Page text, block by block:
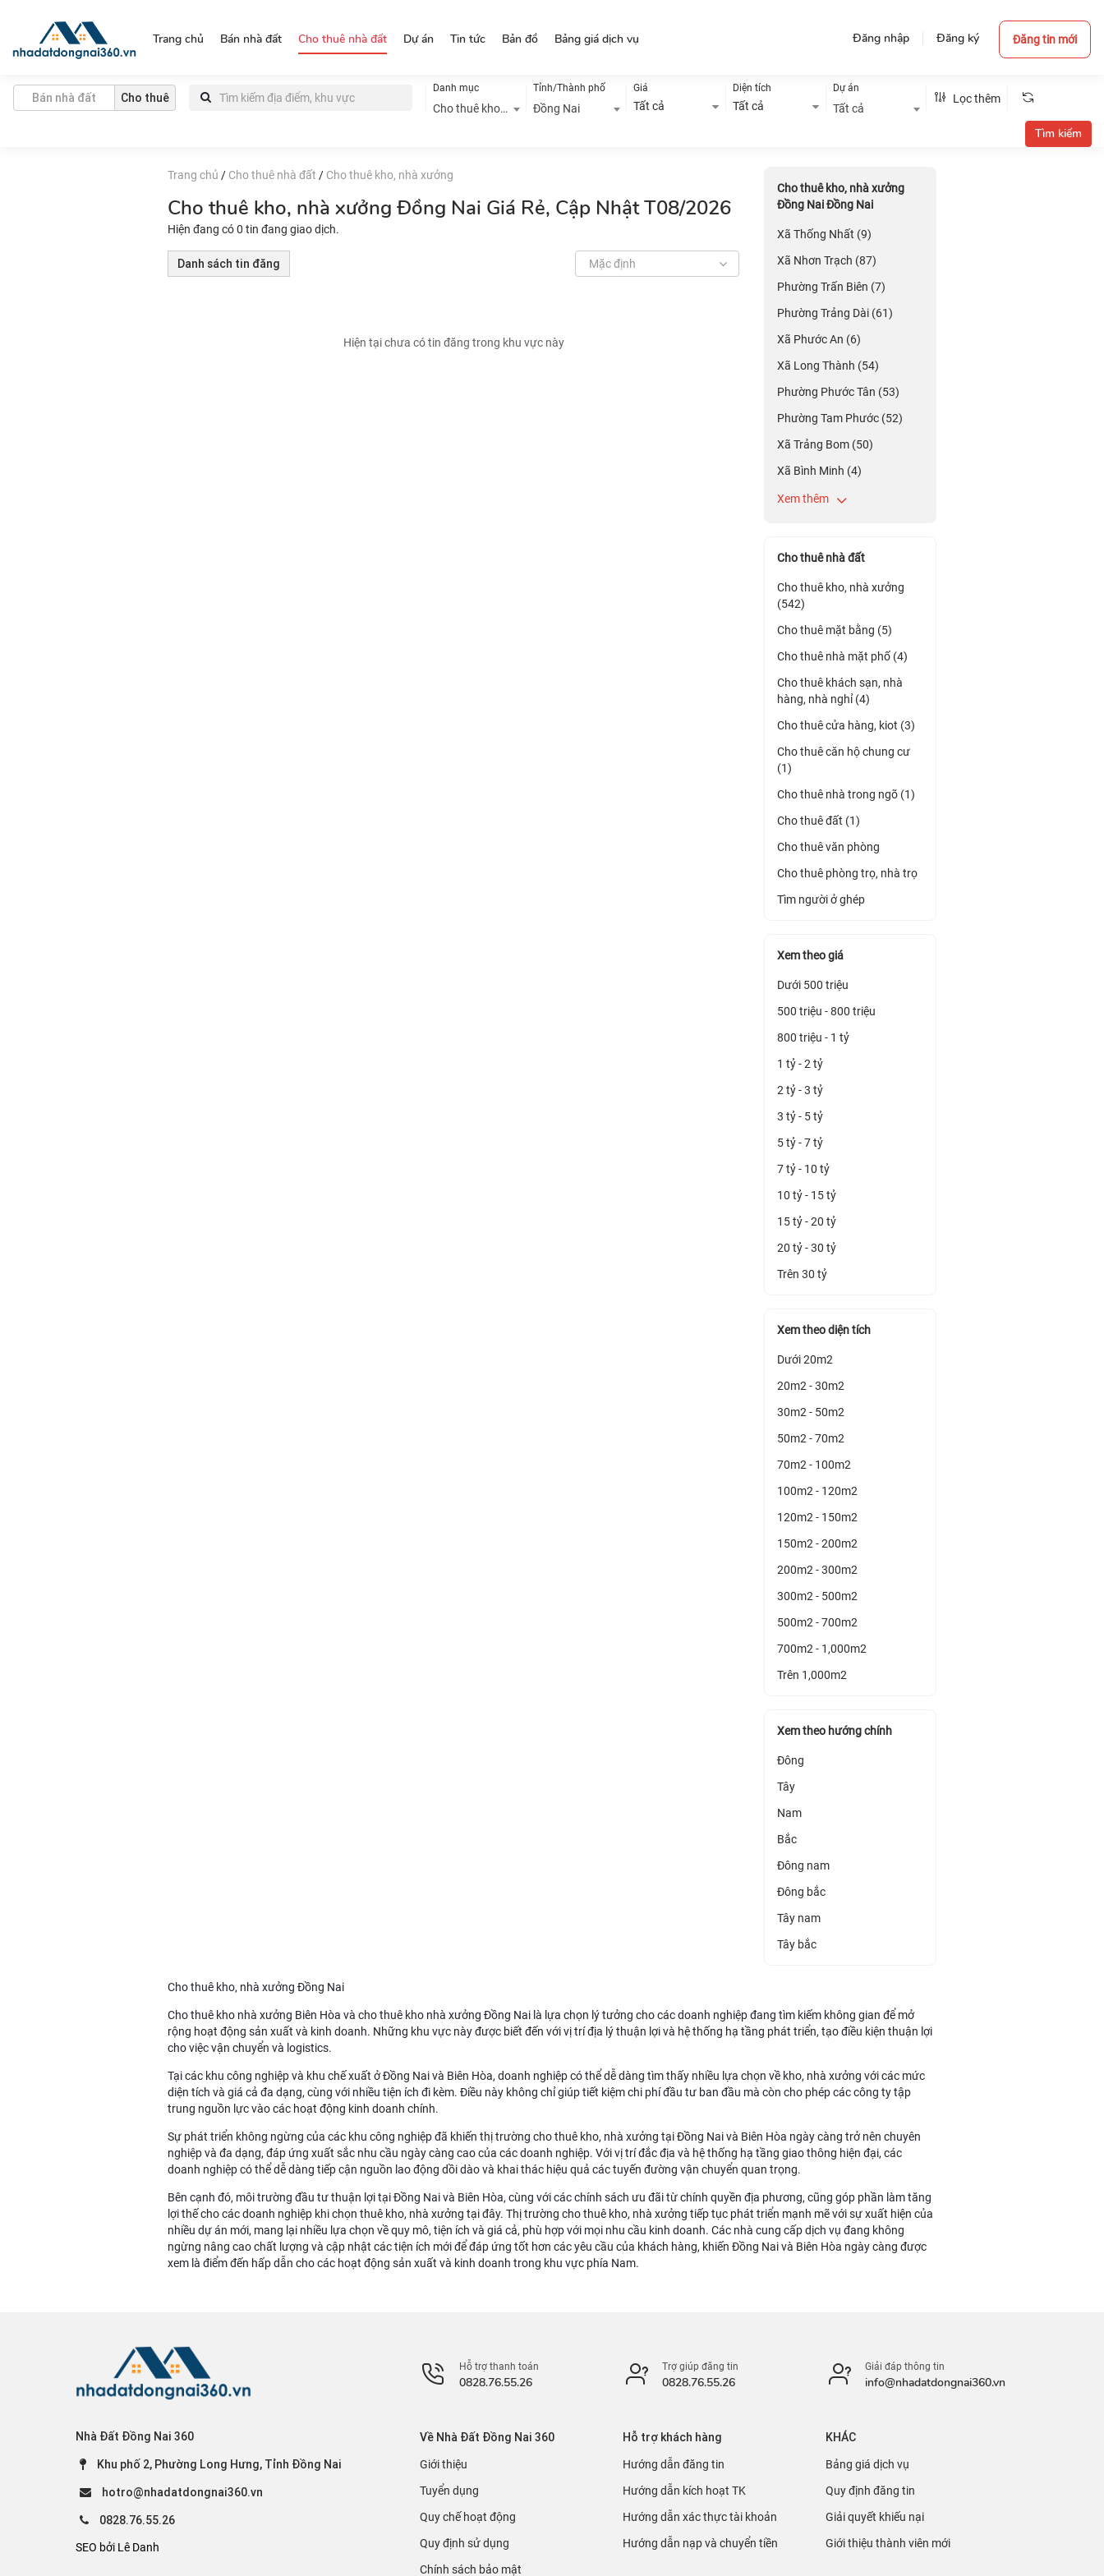
Đăng nhập Đăng ký Đăng tin mới
Trang chủ Bán nhà đất Cho thuê nhà đất Dự án Tin tức Bản đồ Bảng giá dịch vụ
Bán nhà đất Cho thuê
Danh mục
Cho thuê kho, nhà xưởng
Tỉnh/Thành phố
Đồng Nai
Giá
Tất cả
Diện tích
Tất cả
Dự án
Tất cả
Lọc thêm
Trang chủ / Cho thuê nhà đất / Cho thuê kho, nhà xưởng
Cho thuê kho, nhà xưởng Đồng Nai Giá Rẻ, Cập Nhật T08/2026
Hiện đang có 0 tin đang giao dịch.
Danh sách tin đăng Mặc định
Hiện tại chưa có tin đăng trong khu vực này
Cho thuê kho, nhà xưởng
Đồng Nai Đồng Nai
Xã Thống Nhất (9)
Xã Nhơn Trạch (87)
Phường Trấn Biên (7)
Phường Trảng Dài (61)
Xã Phước An (6)
Xã Long Thành (54)
Phường Phước Tân (53)
Phường Tam Phước (52)
Xã Trảng Bom (50)
Xã Bình Minh (4)
Xem thêm
Cho thuê nhà đất
Cho thuê kho, nhà xưởng
(542)
Cho thuê mặt bằng (5)
Cho thuê nhà mặt phố (4)
Cho thuê khách sạn, nhà
hàng, nhà nghỉ (4)
Cho thuê cửa hàng, kiot (3)
Cho thuê căn hộ chung cư
(1)
Cho thuê nhà trong ngõ (1)
Cho thuê đất (1)
Cho thuê văn phòng
Cho thuê phòng trọ, nhà trọ
Tìm người ở ghép
Xem theo giá
Dưới 500 triệu
500 triệu - 800 triệu
800 triệu - 1 tỷ
1 tỷ - 2 tỷ
2 tỷ - 3 tỷ
3 tỷ - 5 tỷ
5 tỷ - 7 tỷ
7 tỷ - 10 tỷ
10 tỷ - 15 tỷ
15 tỷ - 20 tỷ
20 tỷ - 30 tỷ
Trên 30 tỷ
Xem theo diện tích
Dưới 20m2
20m2 - 30m2
30m2 - 50m2
50m2 - 70m2
70m2 - 100m2
100m2 - 120m2
120m2 - 150m2
150m2 - 200m2
200m2 - 300m2
300m2 - 500m2
500m2 - 700m2
700m2 - 1,000m2
Trên 1,000m2
Xem theo hướng chính
Đông
Tây
Nam
Bắc
Đông nam
Đông bắc
Tây nam
Tây bắc
Cho thuê kho, nhà xưởng Đồng Nai
Cho thuê kho nhà xưởng Biên Hòa và cho thuê kho nhà xưởng Đồng Nai là lựa chọn lý tưởng cho các doanh nghiệp đang tìm kiếm không gian để mở
rộng hoạt động sản xuất và kinh doanh. Những khu vực này được biết đến với vị trí địa lý thuận lợi và hệ thống hạ tầng phát triển, tạo điều kiện thuận lợi
cho việc vận chuyển và logistics.
Tại các khu công nghiệp và khu chế xuất ở Đồng Nai và Biên Hòa, doanh nghiệp có thể dễ dàng tìm thấy nhiều lựa chọn về kho, nhà xưởng với các mức
diện tích và giá cả đa dạng, cùng với nhiều tiện ích đi kèm. Điều này không chỉ giúp tiết kiệm chi phí đầu tư ban đầu mà còn cho phép các công ty tập
trung nguồn lực vào các hoạt động kinh doanh chính.
Sự phát triển không ngừng của các khu công nghiệp đã khiến thị trường cho thuê kho, nhà xưởng tại Đồng Nai và Biên Hòa ngày càng trở nên chuyên
nghiệp và đa dạng, đáp ứng xuất sắc nhu cầu ngày càng cao của các doanh nghiệp. Với vị trí đắc địa và hệ thống hạ tầng giao thông hiện đại, các
doanh nghiệp có thể dễ dàng tiếp cận nguồn lao động dồi dào và khai thác hiệu quả các tuyến đường vận chuyển quan trọng.
Bên cạnh đó, môi trường đầu tư thuận lợi tại Đồng Nai và Biên Hòa, cùng với các chính sách ưu đãi từ chính quyền địa phương, cũng góp phần làm tăng
lợi thế cho các doanh nghiệp khi chọn thuê kho, nhà xưởng tại đây. Thị trường cho thuê kho, nhà xưởng tiếp tục phát triển mạnh mẽ với sự xuất hiện của
nhiều dự án mới, mang lại nhiều lựa chọn về quy mô, tiện ích và giá cả, phù hợp với mọi nhu cầu kinh doanh. Các nhà cung cấp dịch vụ đang không
ngừng nâng cao chất lượng và cập nhật các tiện ích mới để đáp ứng tốt hơn các yêu cầu của khách hàng, khiến Đồng Nai và Biên Hòa ngày càng được
xem là điểm đến hấp dẫn cho các hoạt động sản xuất và kinh doanh trong khu vực phía Nam.
Nhà Đất Đồng Nai 360
Khu phố 2, Phường Long Hưng, Tỉnh Đồng Nai
hotro@nhadatdongnai360.vn
0828.76.55.26
SEO bởi Lê Danh
Hỗ trợ thanh toán
0828.76.55.26
Trợ giúp đăng tin
0828.76.55.26
Giải đáp thông tin
info@nhadatdongnai360.vn
Về Nhà Đất Đồng Nai 360
Giới thiệu
Tuyển dụng
Quy chế hoạt động
Quy định sử dụng
Chính sách bảo mật
Hỗ trợ khách hàng
Hướng dẫn đăng tin
Hướng dẫn kích hoạt TK
Hướng dẫn xác thực tài khoản
Hướng dẫn nạp và chuyển tiền
KHÁC
Bảng giá dịch vụ
Quy định đăng tin
Giải quyết khiếu nại
Giới thiệu thành viên mới